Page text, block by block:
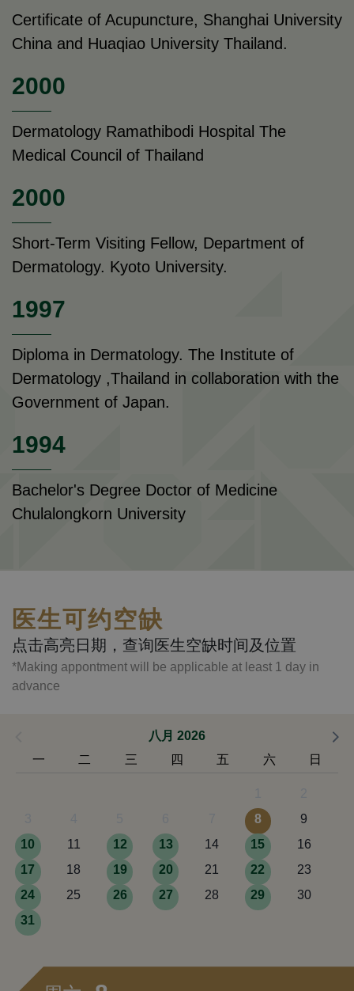
Certificate of Acupuncture, Shanghai University
China and Huaqiao University Thailand.
2000
Dermatology Ramathibodi Hospital The
Medical Council of Thailand
2000
Short-Term Visiting Fellow, Department of
Dermatology. Kyoto University.
1997
Diploma in Dermatology. The Institute of
Dermatology ,Thailand in collaboration with the
Government of Japan.
1994
Bachelor's Degree Doctor of Medicine
Chulalongkorn University
医生可约空缺
点击高亮日期，查询医生空缺时间及位置
*Making appontment will be applicable at least 1 day in
advance
八月 2026
一
二 三 四 五 六 日
8
9
10
11 12 13 14 15
16
17
18 19 20 21 22
23
24
25 26 27 28 29
30
31